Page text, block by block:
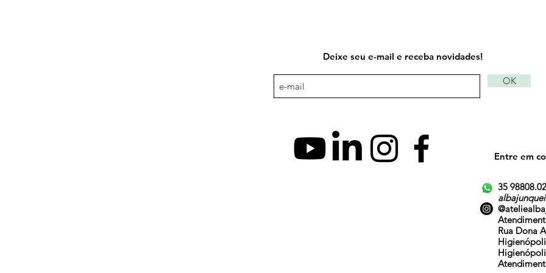
Deixe seu e-mail e receba novidades!
OK
Entre em
35
Rua Dona